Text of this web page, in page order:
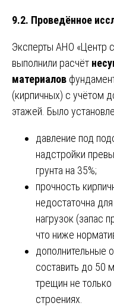
9.2. Проведённое
Эксперты АНО «Центр
выполнили расчёт
материалов
(кирпичных) с учётом
этажей. Было
давление под
надстройки
грунта на 35%;
прочность
недостаточна
нагрузок (запас
что ниже
дополнительные
составить до 50
трещин не
строениях.